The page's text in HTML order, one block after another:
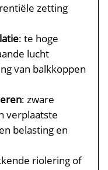
zetting
: te hoge
lucht
van balkkoppen
: zware
verplaatste
belasting en
riolering of